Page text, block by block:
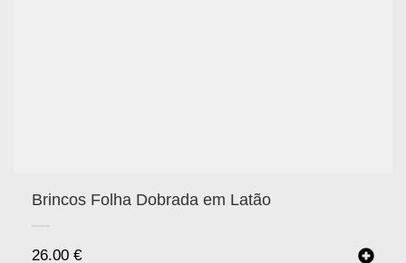
Brincos Folha Dobrada em Latão
26.00 €